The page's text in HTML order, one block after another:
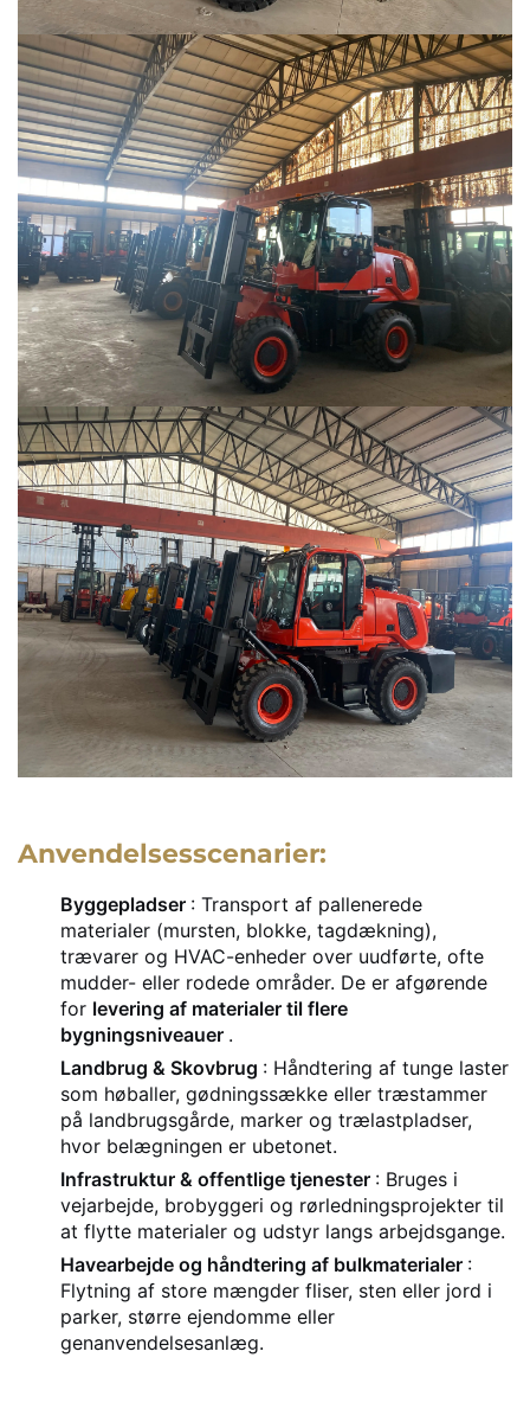
Anvendelsesscenarier:
Byggepladser : Transport af pallenerede
materialer (mursten, blokke, tagdækning),
trævarer og HVAC-enheder over uudførte, ofte
mudder- eller rodede områder. De er afgørende
for levering af materialer til flere
bygningsniveauer .
Landbrug & Skovbrug : Håndtering af tunge laster
som høballer, gødningssække eller træstammer
på landbrugsgårde, marker og trælastpladser,
hvor belægningen er ubetonet.
Infrastruktur & offentlige tjenester : Bruges i
vejarbejde, brobyggeri og rørledningsprojekter til
at flytte materialer og udstyr langs arbejdsgange.
Havearbejde og håndtering af bulkmaterialer :
Flytning af store mængder fliser, sten eller jord i
parker, større ejendomme eller
genanvendelsesanlæg.